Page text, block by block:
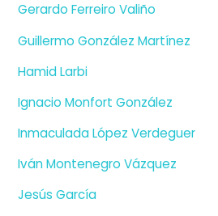
Gerardo Ferreiro Valiño
Guillermo González Martínez
Hamid Larbi
Ignacio Monfort González
Inmaculada López Verdeguer
Iván Montenegro Vázquez
Jesús García